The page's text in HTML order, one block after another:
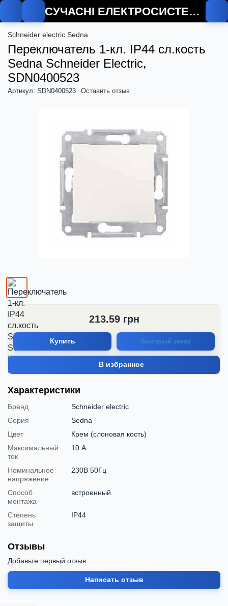
СУЧАСНІ ЕЛЕКТРОСИСТЕМИ
Schneider electric Sedna
Переключатель 1-кл. IP44 сл.кость
Sedna Schneider Electric,
SDN0400523
Артикул: SDN0400523 Оставить отзыв
213.59грн
Купить Быстрый заказ
В избранное
Характеристики
Бренд
Schneider electric
Серия
Sedna
Цвет
Крем (слоновая кость)
Максимальный
ток
10 А
Номинальное
напряжение
230В 50Гц
Способ
монтажа
встроенный
Степень
защиты
IP44
Отзывы
Добавьте первый отзыв
Написать отзыв